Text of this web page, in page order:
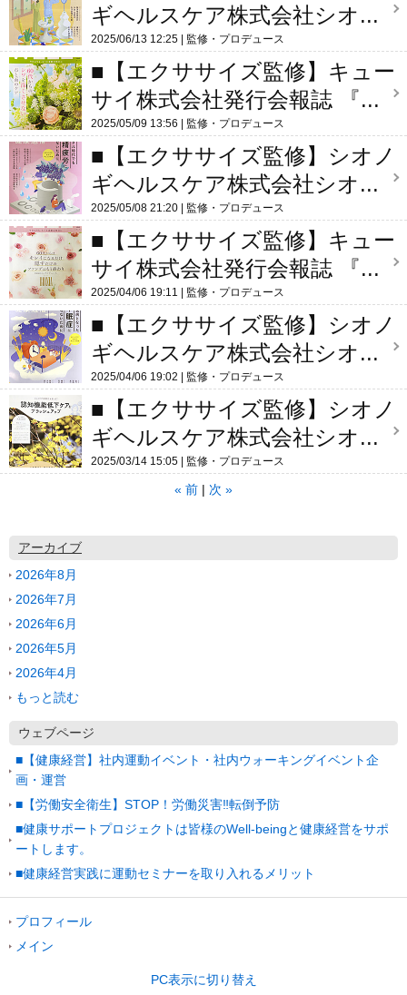
ギヘルスケア株式会社シオ...
2025/06/13 12:25 監修・プロデュース
■【エクササイズ監修】キュー
サイ株式会社発行会報誌 『...
2025/05/09 13:56 監修・プロデュース
■【エクササイズ監修】シオノ
ギヘルスケア株式会社シオ...
2025/05/08 21:20 監修・プロデュース
■【エクササイズ監修】キュー
サイ株式会社発行会報誌 『...
2025/04/06 19:11 監修・プロデュース
■【エクササイズ監修】シオノ
ギヘルスケア株式会社シオ...
2025/04/06 19:02 監修・プロデュース
■【エクササイズ監修】シオノ
ギヘルスケア株式会社シオ...
2025/03/14 15:05 監修・プロデュース
« 前 次 »
アーカイブ
2026年8月
2026年7月
2026年6月
2026年5月
2026年4月
もっと読む
ウェブページ
■【健康経営】社内運動イベント・社内ウォーキングイベント企
画・運営
■【労働安全衛生】STOP！労働災害‼転倒予防
■健康サポートプロジェクトは皆様のWell-beingと健康経営をサポ
ートします。
■健康経営実践に運動セミナーを取り入れるメリット
プロフィール
メイン
PC表示に切り替え